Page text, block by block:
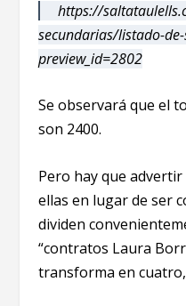
https://
secundarias/listado-
preview_id=2802
Se observará que el
son 2400.
Pero hay que
ellas en lugar de ser
dividen
“contratos Laura
transforma en